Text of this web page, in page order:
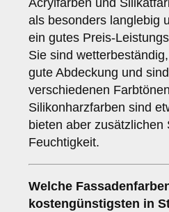
Acrylfarben und
als besonders langlebig
ein gutes Preis-
Sie sind
gute Abdeckung und
verschiedenen
Silikonharzfarben sind
bieten aber zusätzlichen
Feuchtigkeit.
Welche
kostengünstigsten in